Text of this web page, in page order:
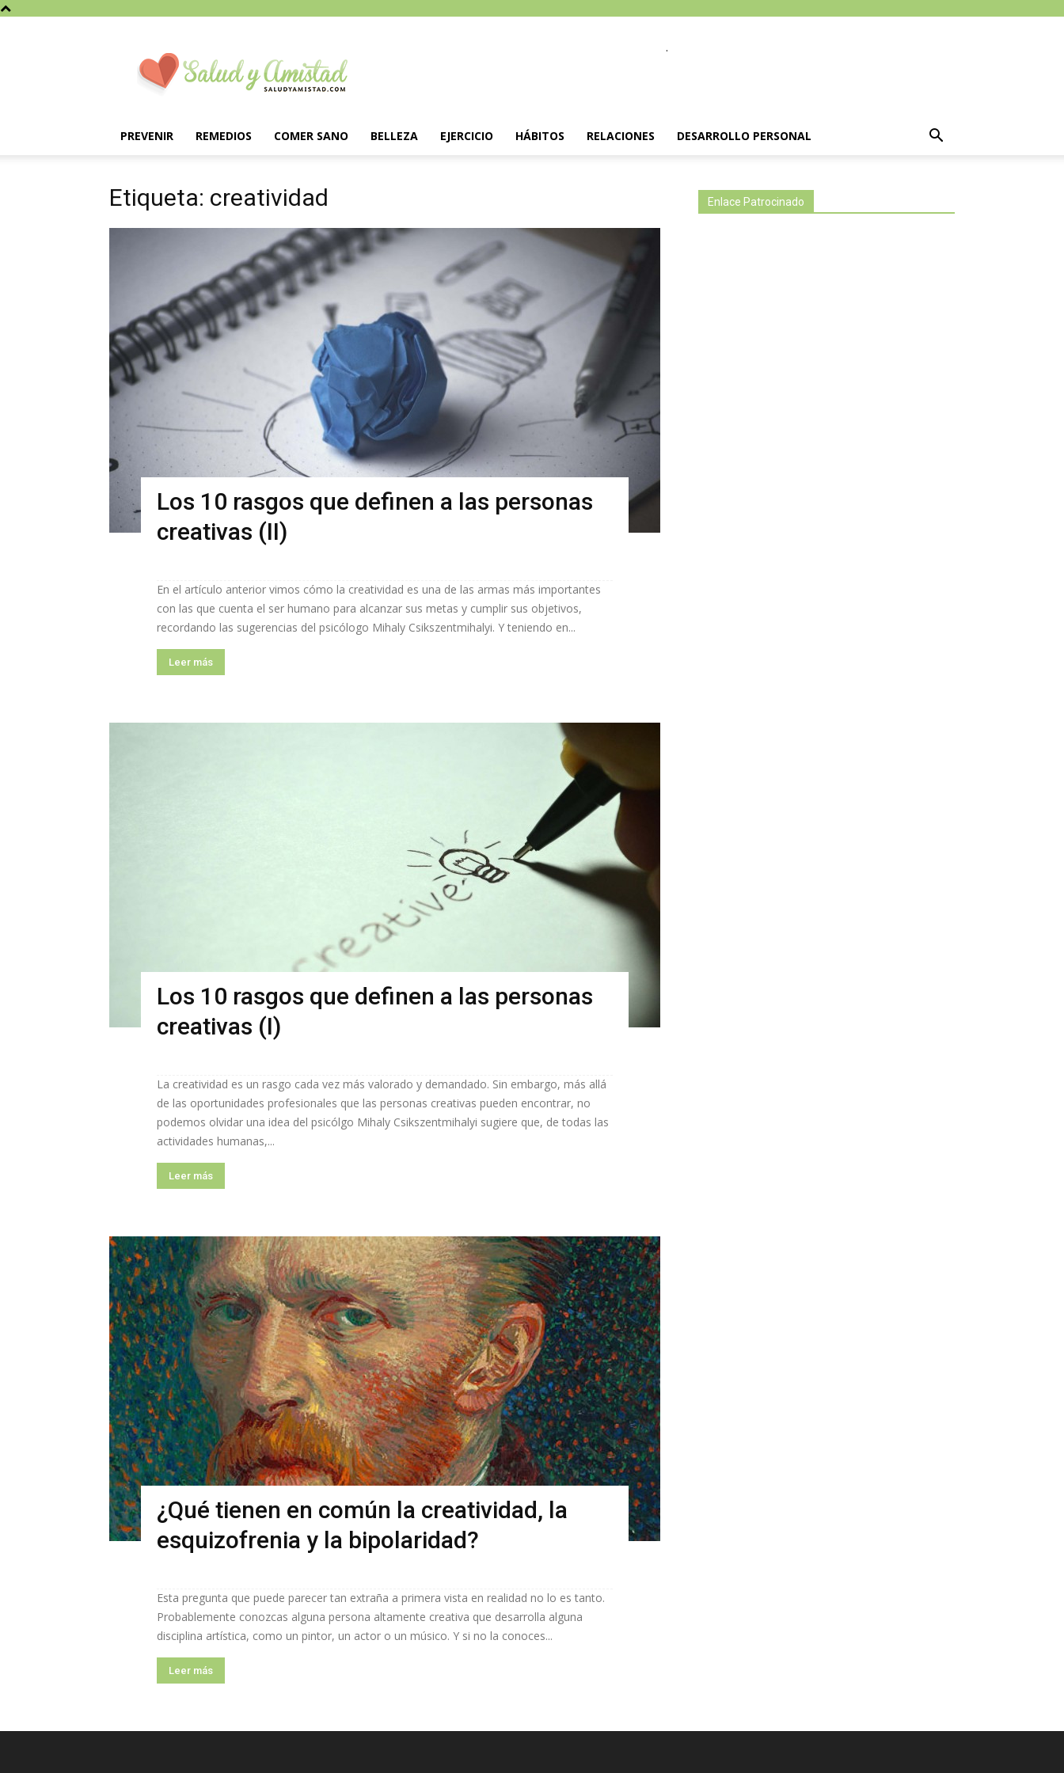
.
PREVENIR REMEDIOS COMER SANO BELLEZA EJERCICIO HÁBITOS RELACIONES DESARROLLO PERSONAL
Etiqueta: creatividad
Los 10 rasgos que definen a las personas
creativas (II)
En el artículo anterior vimos cómo la creatividad es una de las armas más importantes
con las que cuenta el ser humano para alcanzar sus metas y cumplir sus objetivos,
recordando las sugerencias del psicólogo Mihaly Csikszentmihalyi. Y teniendo en...
Leer más
Los 10 rasgos que definen a las personas
creativas (I)
La creatividad es un rasgo cada vez más valorado y demandado. Sin embargo, más allá
de las oportunidades profesionales que las personas creativas pueden encontrar, no
podemos olvidar una idea del psicólgo Mihaly Csikszentmihalyi sugiere que, de todas las
actividades humanas,...
Leer más
¿Qué tienen en común la creatividad, la
esquizofrenia y la bipolaridad?
Esta pregunta que puede parecer tan extraña a primera vista en realidad no lo es tanto.
Probablemente conozcas alguna persona altamente creativa que desarrolla alguna
disciplina artística, como un pintor, un actor o un músico. Y si no la conoces...
Leer más
Enlace Patrocinado